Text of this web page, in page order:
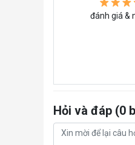
đánh giá &
Hỏi và đáp (0